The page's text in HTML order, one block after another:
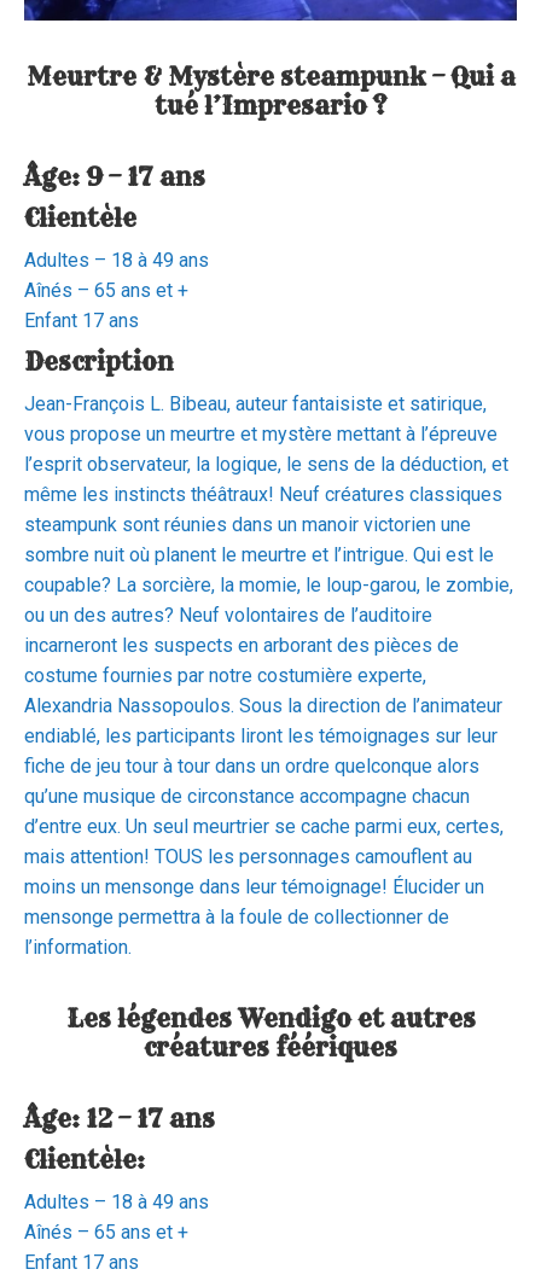
Meurtre & Mystère steampunk – Qui a
tué l’Impresario ?
Âge: 9 – 17 ans
Clientèle
Adultes – 18 à 49 ans
Aînés – 65 ans et +
Enfant 17 ans
Description
Jean-François L. Bibeau, auteur fantaisiste et satirique,
vous propose un meurtre et mystère mettant à l’épreuve
l’esprit observateur, la logique, le sens de la déduction, et
même les instincts théâtraux! Neuf créatures classiques
steampunk sont réunies dans un manoir victorien une
sombre nuit où planent le meurtre et l’intrigue. Qui est le
coupable? La sorcière, la momie, le loup-garou, le zombie,
ou un des autres? Neuf volontaires de l’auditoire
incarneront les suspects en arborant des pièces de
costume fournies par notre costumière experte,
Alexandria Nassopoulos. Sous la direction de l’animateur
endiablé, les participants liront les témoignages sur leur
fiche de jeu tour à tour dans un ordre quelconque alors
qu’une musique de circonstance accompagne chacun
d’entre eux. Un seul meurtrier se cache parmi eux, certes,
mais attention! TOUS les personnages camouflent au
moins un mensonge dans leur témoignage! Élucider un
mensonge permettra à la foule de collectionner de
l’information.
Les légendes Wendigo et autres
créatures féériques
Âge: 12 – 17 ans
Clientèle:
Adultes – 18 à 49 ans
Aînés – 65 ans et +
Enfant 17 ans